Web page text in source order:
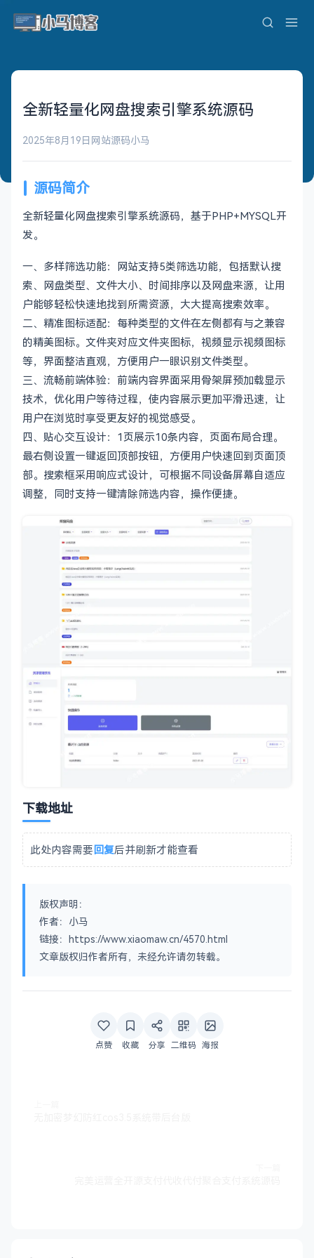
全新轻量化网盘搜索引擎系统源码
2025年8月19日 网站源码小马
源码简介
全新轻量化网盘搜索引擎系统源码，基于PHP+MYSQL开
发。
一、多样筛选功能：网站支持5类筛选功能，包括默认搜
索、网盘类型、文件大小、时间排序以及网盘来源，让用
户能够轻松快速地找到所需资源，大大提高搜索效率。
二、精准图标适配：每种类型的文件在左侧都有与之兼容
的精美图标。文件夹对应文件夹图标，视频显示视频图标
等，界面整洁直观，方便用户一眼识别文件类型。
三、流畅前端体验：前端内容界面采用骨架屏预加载显示
技术，优化用户等待过程，使内容展示更加平滑迅速，让
用户在浏览时享受更友好的视觉感受。
四、贴心交互设计：1页展示10条内容，页面布局合理。
最右侧设置一键返回顶部按钮，方便用户快速回到页面顶
部。搜索框采用响应式设计，可根据不同设备屏幕自适应
调整，同时支持一键清除筛选内容，操作便捷。
下载地址
此处内容需要回复后并刷新才能查看
版权声明：
作者：小马
链接：https://www.xiaomaw.cn/4570.html
文章版权归作者所有，未经允许请勿转载。
点赞 收藏 分享 二维码 海报